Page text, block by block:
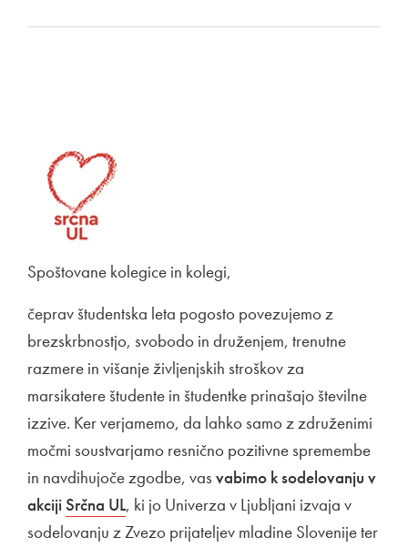
Spoštovane kolegice in kolegi,
čeprav študentska leta pogosto povezujemo z
brezskrbnostjo, svobodo in druženjem, trenutne
razmere in višanje življenjskih stroškov za
marsikatere študente in študentke prinašajo številne
izzive. Ker verjamemo, da lahko samo z združenimi
močmi soustvarjamo resnično pozitivne spremembe
in navdihujoče zgodbe, vasvabimo k sodelovanju v
akciji Zunanja povezava na
Srčna ULOdpira se v novem oknu
, ki jo Univerza v Ljubljani izvaja v
sodelovanju z Zvezo prijateljev mladine Slovenije ter